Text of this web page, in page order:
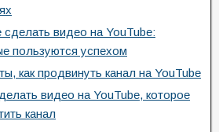
сделать видео на YouTube:
пользуются успехом
как продвинуть канал на YouTube
видео на YouTube, которое
канал